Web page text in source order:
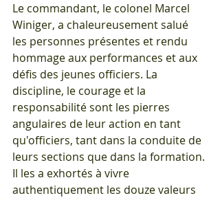
Le commandant, le colonel Marcel
Winiger, a chaleureusement salué
les personnes présentes et rendu
hommage aux performances et aux
défis des jeunes officiers. La
discipline, le courage et la
responsabilité sont les pierres
angulaires de leur action en tant
qu'officiers, tant dans la conduite de
leurs sections que dans la formation.
Il les a exhortés à vivre
authentiquement les douze valeurs